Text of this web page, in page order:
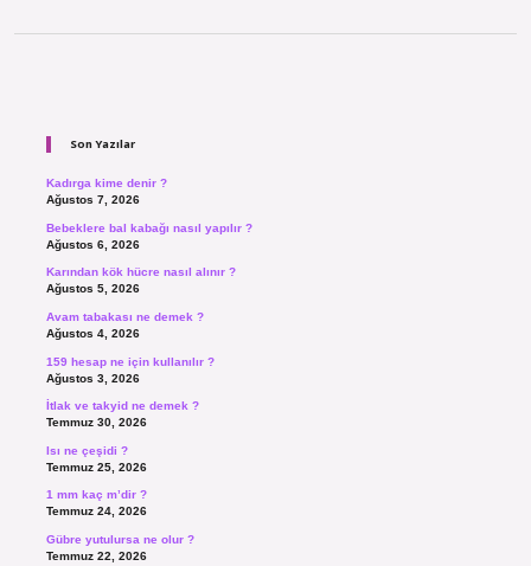
Son Yazılar
Kadırga kime denir ?
Ağustos 7, 2026
Bebeklere bal kabağı nasıl yapılır ?
Ağustos 6, 2026
Karından kök hücre nasıl alınır ?
Ağustos 5, 2026
Avam tabakası ne demek ?
Ağustos 4, 2026
159 hesap ne için kullanılır ?
Ağustos 3, 2026
İtlak ve takyid ne demek ?
Temmuz 30, 2026
Isı ne çeşidi ?
Temmuz 25, 2026
1 mm kaç m’dir ?
Temmuz 24, 2026
Gübre yutulursa ne olur ?
Temmuz 22, 2026